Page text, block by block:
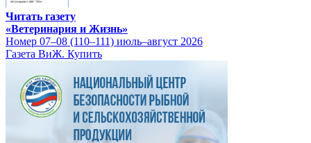
Читать газету
«Ветеринария и Жизнь»
Номер 07–08 (110–111) июль–август 2026
Газета ВиЖ. Купить